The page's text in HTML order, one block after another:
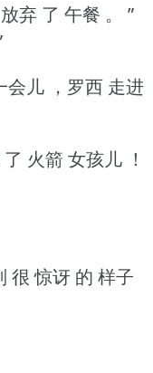
弃 了 午餐 。
”
会儿 ，罗西 走进
火箭 女孩儿 ！
很 惊讶 的 样子